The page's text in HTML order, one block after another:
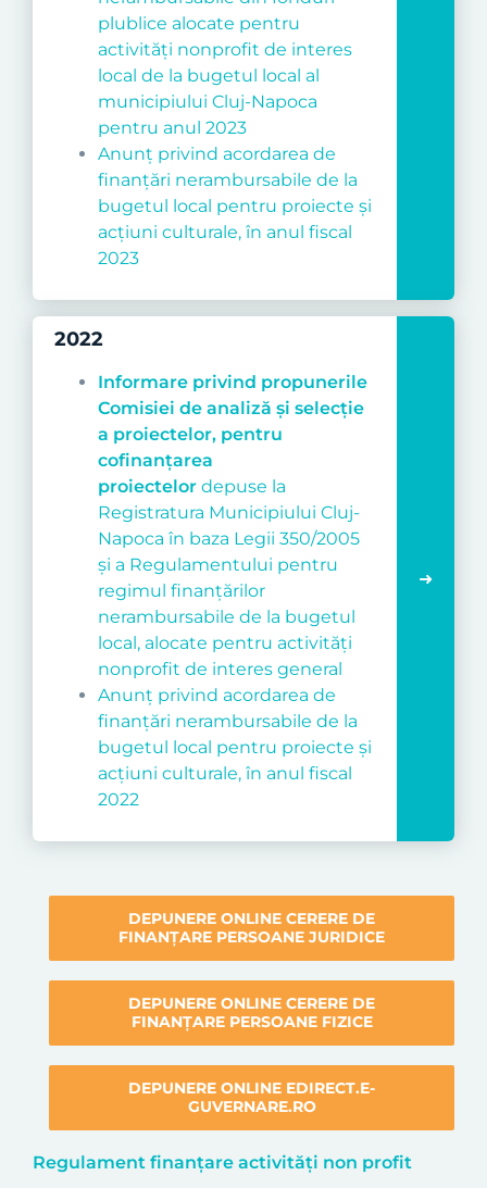
plublice alocate pentru
activități nonprofit de interes
local de la bugetul local al
municipiului Cluj-Napoca
pentru anul 2023
Anunț privind acordarea de
finanţări nerambursabile de la
bugetul local pentru proiecte şi
acţiuni culturale, în anul fiscal
2023
2022
Informare privind propunerile
Comisiei de analiză și selecție
a proiectelor, pentru
cofinanțarea
proiectelor depuse la
Registratura Municipiului Cluj-
Napoca în baza Legii 350/2005
și a Regulamentului pentru
regimul finanțărilor
nerambursabile de la bugetul
local, alocate pentru activități
nonprofit de interes general
Anunț privind acordarea de
finanţări nerambursabile de la
bugetul local pentru proiecte şi
acţiuni culturale, în anul fiscal
2022
DEPUNERE ONLINE CERERE DE
FINANȚARE PERSOANE JURIDICE
DEPUNERE ONLINE CERERE DE
FINANȚARE PERSOANE FIZICE
DEPUNERE ONLINE EDIRECT.E-
GUVERNARE.RO
Regulament finanțare activități non profit